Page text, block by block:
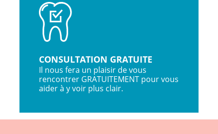
CONSULTATION GRATUITE
Il nous fera un plaisir de vous
rencontrer GRATUITEMENT pour vous
aider à y voir plus clair.